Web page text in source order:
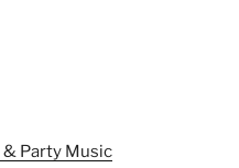
& Party Music